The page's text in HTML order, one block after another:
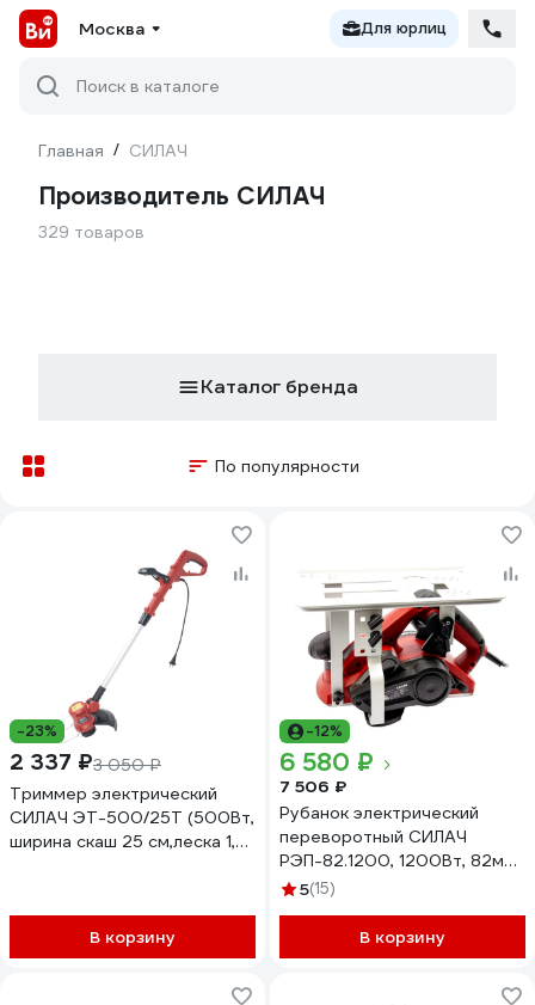
Москва Для юрлиц
Поиск в каталоге
Главная / СИЛАЧ
Производитель СИЛАЧ
329 товаров
Каталог бренда
По популярности
-23%
2 337 ₽3 050 ₽
Триммер электрический
СИЛАЧ ЭТ-500/25Т (500Вт,
ширина скаш 25 см,леска 1,6
В корзину
-12%
6 580 ₽
7 506 ₽
Рубанок электрический
переворотный СИЛАЧ
РЭП-82.1200, 1200Вт, 82мм,
0-3,0мм, 16000 об/мин, 1/4
5(15)
В корзину